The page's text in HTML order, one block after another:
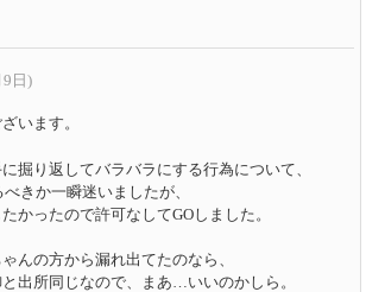
9日)
います。
掘り返してバラバラにする行為について、
きか一瞬迷いましたが、
かったので許可なしてGOしました。
んの方から漏れ出てたのなら、
出所同じなので、まあ…いいのかしら。